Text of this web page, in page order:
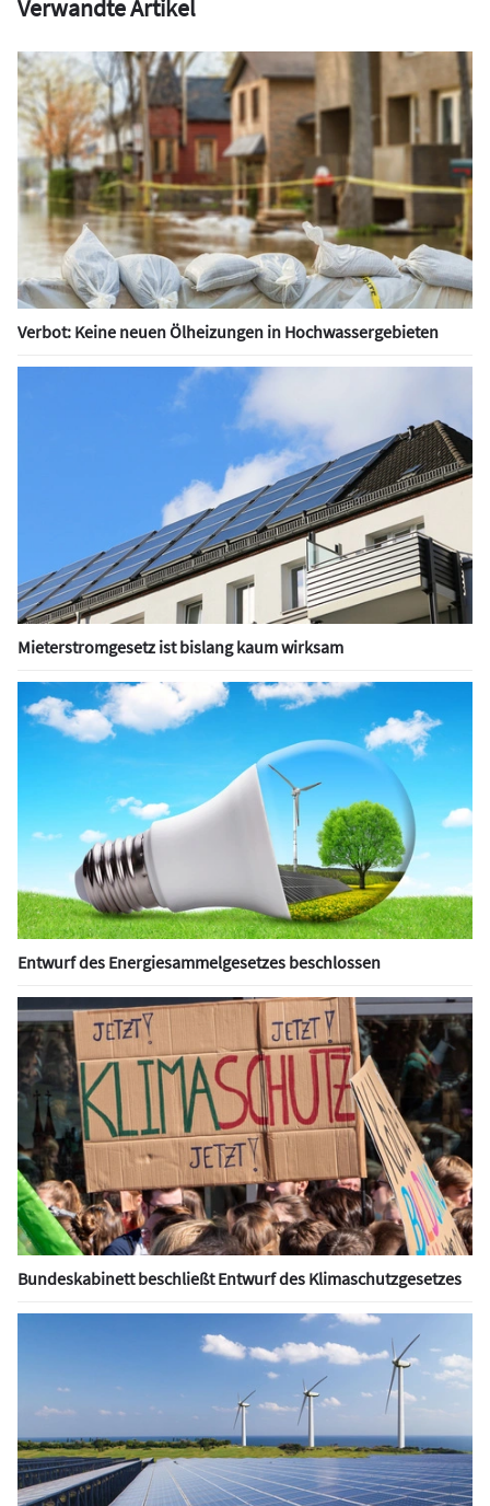
Verwandte Artikel
Verbot: Keine neuen Ölheizungen in Hochwassergebieten
Mieterstromgesetz ist bislang kaum wirksam
Entwurf des Energiesammelgesetzes beschlossen
Bundeskabinett beschließt Entwurf des Klimaschutzgesetzes